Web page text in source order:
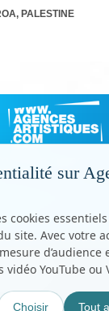
PALESTINE
Copyright ©
Tous droits
sur
cookies
site. Avec votre
d’audience
YouTube ou
Choisir Tout